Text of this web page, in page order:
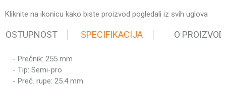
Kliknite na ikonicu kako biste proizvod pogledali iz svih uglova
SPECIFIKACIJA O
Karakteristika
Kategorija
- Prečnik: 255 mm
- Tip: Semi-pro
- Preč. rupe: 25.4 mm